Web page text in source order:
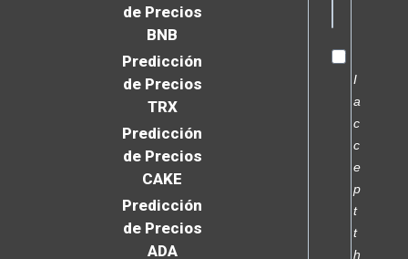
de Precios
BNB
Predicción
de Precios
TRX
Predicción
de Precios
CAKE
Predicción
de Precios
ADA
I
a
c
c
e
p
t
t
h